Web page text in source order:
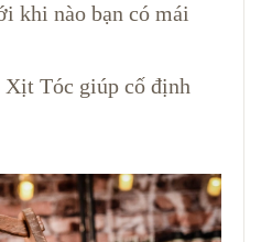
khi nào bạn có mái
Xịt Tóc giúp cố định